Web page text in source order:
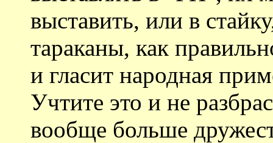
выставить, или в
тараканы, как
и гласит народная
Учтите это и не
вообще больше